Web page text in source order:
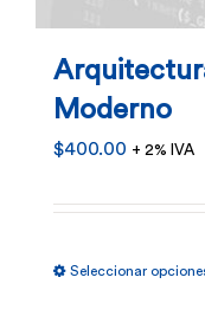
Moderno
$400.00 + 2% IVA
Seleccionar